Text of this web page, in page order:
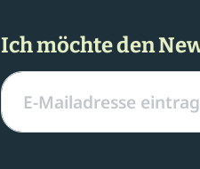
Ich möchte den